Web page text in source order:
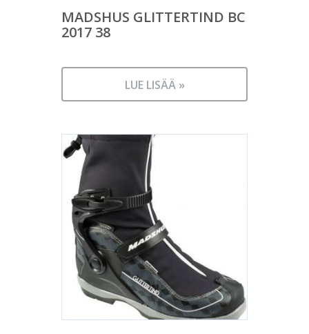
MADSHUS GLITTERTIND BC
2017 38
LUE LISÄÄ »